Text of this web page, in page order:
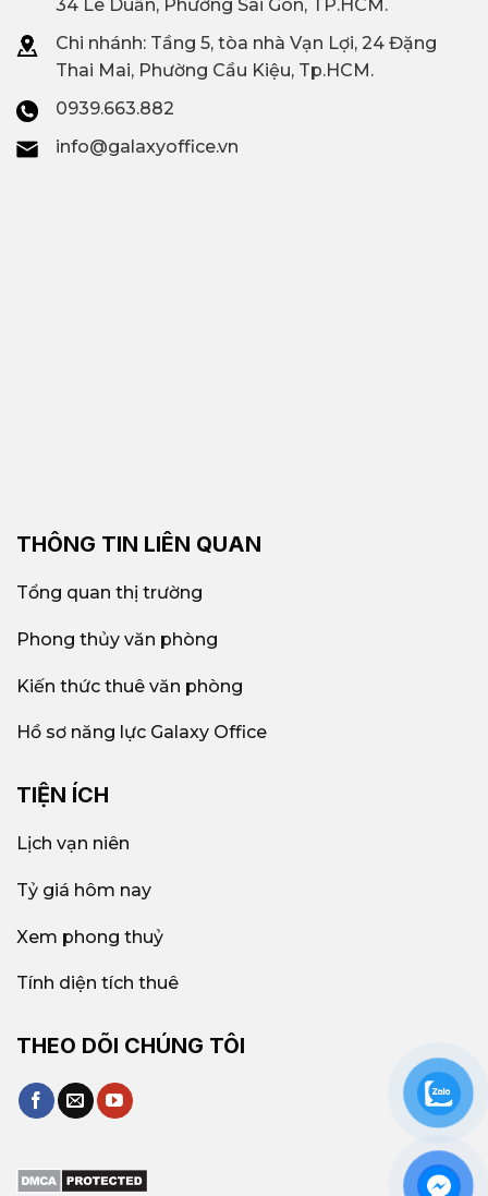
34 Lê Duẩn, Phường Sài Gòn, TP.HCM.
Chi nhánh: Tầng 5, tòa nhà Vạn Lợi, 24 Đặng
Thai Mai, Phường Cầu Kiệu, Tp.HCM.
0939.663.882
info@galaxyoffice.vn
THÔNG TIN LIÊN QUAN
Tổng quan thị trường
Phong thủy văn phòng
Kiến thức thuê văn phòng
Hồ sơ năng lực Galaxy Office
TIỆN ÍCH
Lịch vạn niên
Tỷ giá hôm nay
Xem phong thuỷ
Tính diện tích thuê
THEO DÕI CHÚNG TÔI